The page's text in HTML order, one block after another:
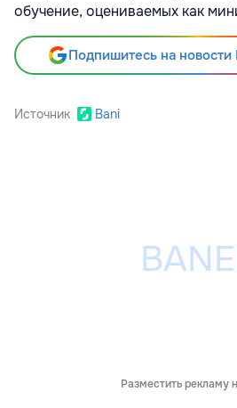
обучение, оцениваемых как
Подпишитесь на
Источник Bani
Разместить рекламу